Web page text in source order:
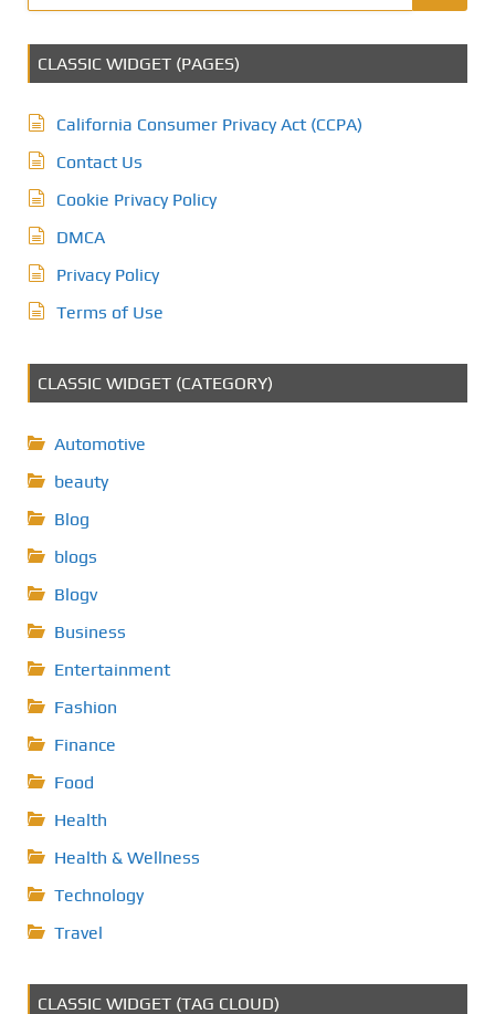
CLASSIC WIDGET (PAGES)
California Consumer Privacy Act (CCPA)
Contact Us
Cookie Privacy Policy
DMCA
Privacy Policy
Terms of Use
CLASSIC WIDGET (CATEGORY)
Automotive
beauty
Blog
blogs
Blogv
Business
Entertainment
Fashion
Finance
Food
Health
Health & Wellness
Technology
Travel
CLASSIC WIDGET (TAG CLOUD)